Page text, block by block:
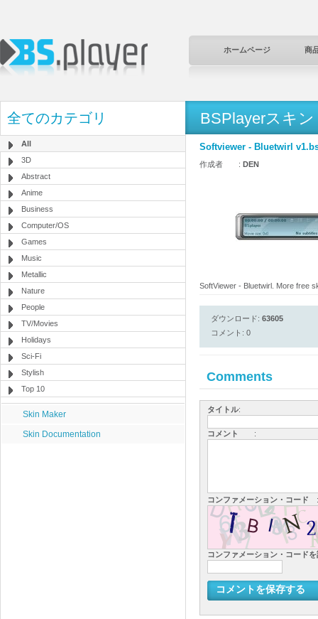
ホームページ 商
全てのカテゴリ
All
3D
Abstract
Anime
Business
Computer/OS
Games
Music
Metallic
Nature
People
TV/Movies
Holidays
Sci-Fi
Stylish
Top 10
Skin Maker
Skin Documentation
BSPlayerスキン
Softviewer - Bluetwirl
作成者 : DEN
SoftViewer - Bluetwirl. More free
ダウンロード: 63605
コメント: 0
Comments
タイトル:
コメント :
コンファメーション・コード :
コンファメーション・コード
コメントを保存する